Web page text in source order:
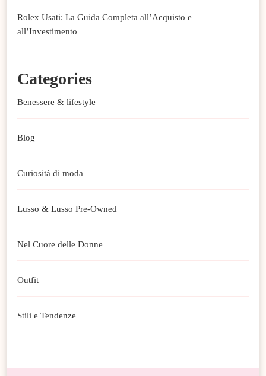
Rolex Usati: La Guida Completa all’Acquisto e
all’Investimento
Categories
Benessere & lifestyle
Blog
Curiosità di moda
Lusso & Lusso Pre-Owned
Nel Cuore delle Donne
Outfit
Stili e Tendenze